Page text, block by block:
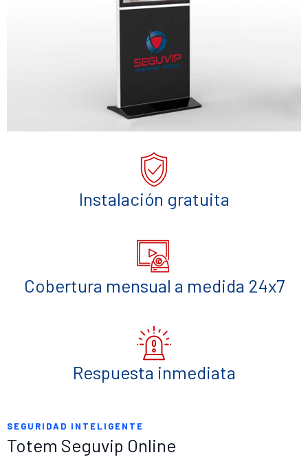
Instalación gratuita
Cobertura mensual a medida 24x7
Respuesta inmediata
SEGURIDAD INTELIGENTE
Totem Seguvip Online